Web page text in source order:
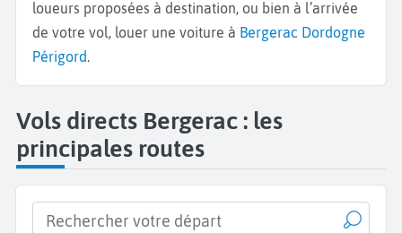
loueurs proposées à destination, ou bien à l’arrivée
de votre vol, louer une voiture à Bergerac Dordogne
Périgord.
Vols directs Bergerac : les
principales routes